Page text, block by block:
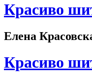
Красиво
Елена
Красиво